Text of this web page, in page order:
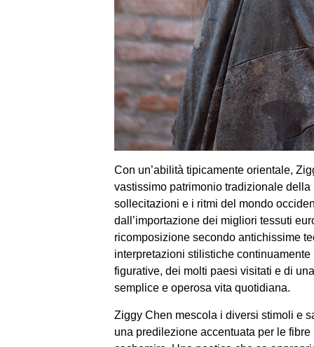
Con un’abilità tipicamente orientale,
vastissimo patrimonio tradizionale della
sollecitazioni e i ritmi del mondo
dall’importazione dei migliori tessuti
ricomposizione secondo antichissime
interpretazioni stilistiche
figurative, dei molti paesi visitati e di
semplice e operosa vita quotidiana.
Ziggy Chen mescola i diversi stimoli e
una predilezione accentuata per le